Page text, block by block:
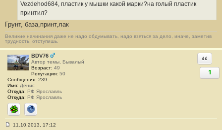
и
е
#
8
7
Vezdehod684, пластик у мышки какой марки?на голый пластик
принтил?
Грунт, база,принт,лак
Великие начинания даже не надо обдумывать, надо взяться за дело, иначе, заметив
трудность, отступишь.
BDV76
Автор темы, Бывалый
Возраст: 49
Репутация: 50
Сообщения: 239
Имя: Денис
Откуда: РФ Ярославль
Откуда: РФ Ярославль
ICQ Сайт
1
11.10.2013, 17:12